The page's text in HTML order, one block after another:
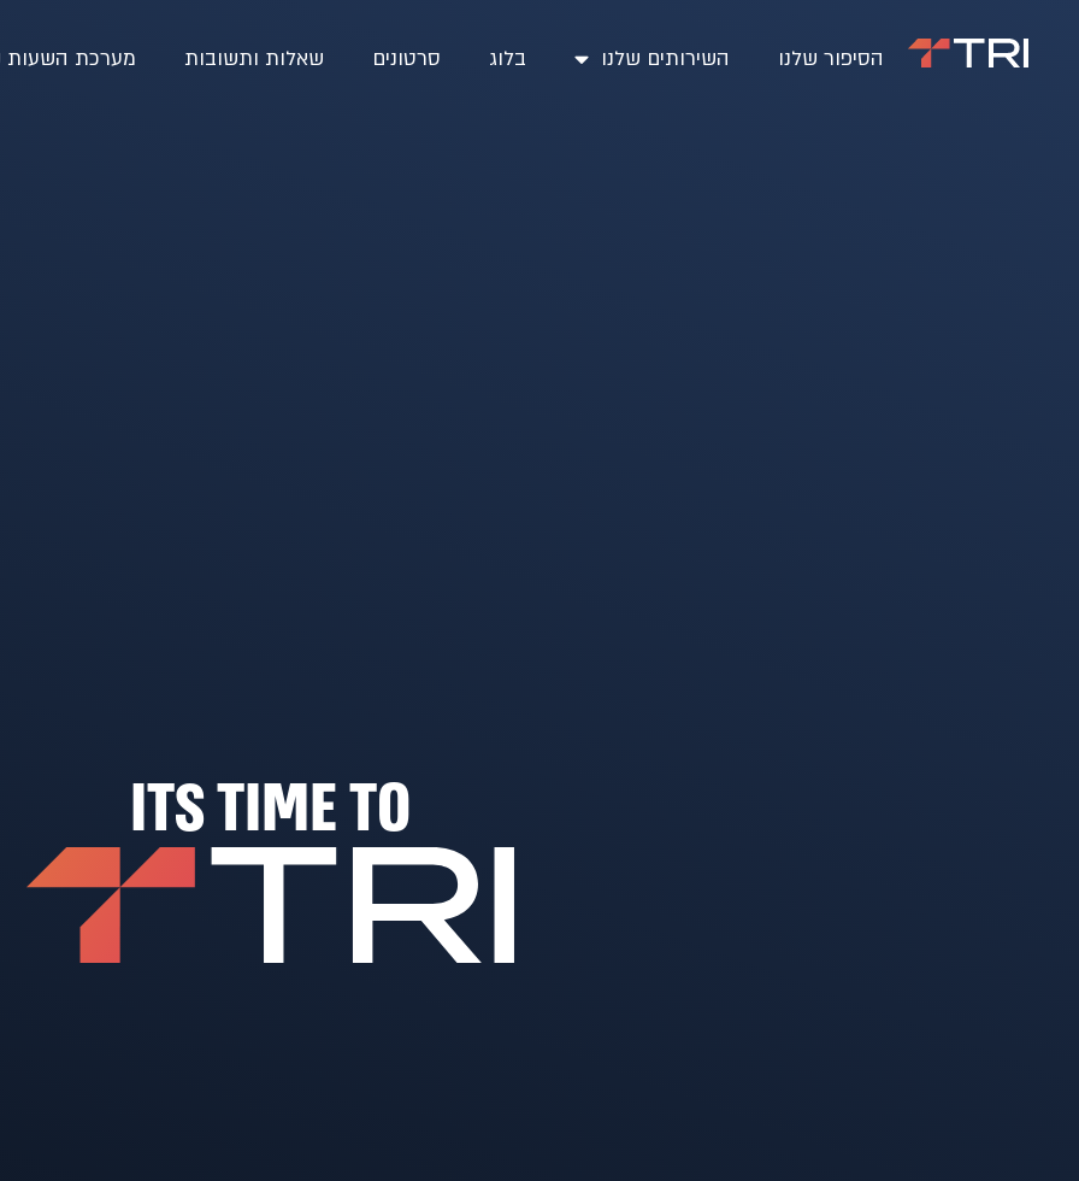
הסיפור שלנו השירותים שלנו בלוג סרטונים שאלות ותשובות מערכת השעות
ITS TIME TO